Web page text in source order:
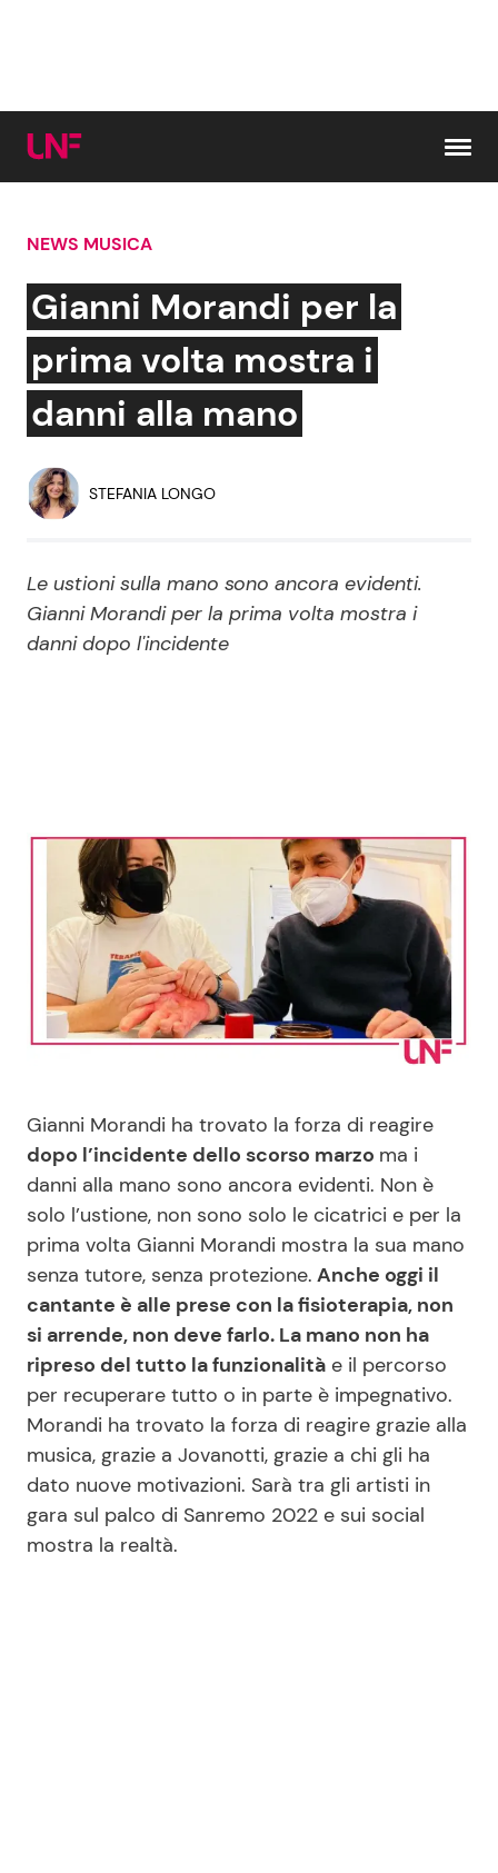
Cerca:
News e Cronaca
Attualità Italiana
Economia
Persone Scomparse
Politica
Gossip e TV
Bellezze VIP
Programmi TV
News Cinema
News Musica
News Spettacolo
News dal mondo
Benessere
Moda e Style
Mondo Mamma
News benessere
Salute
Viaggi e Turismo
Festività
Cucina e Ricette
Dolci
Le Ricette in TV
Primi Piatti
Ricette Facili e Veloci
Ricette Feste
Ricette per Bambini
NEWS MUSICA
Gianni Morandi per la
prima volta mostra i
danni alla mano
STEFANIA LONGO
Le ustioni sulla mano sono ancora evidenti.
Gianni Morandi per la prima volta mostra i
danni dopo l'incidente
Gianni Morandi ha trovato la forza di reagire
dopo l’incidente dello scorso marzo ma i
danni alla mano sono ancora evidenti. Non è
solo l’ustione, non sono solo le cicatrici e per la
prima volta Gianni Morandi mostra la sua mano
senza tutore, senza protezione. Anche oggi il
cantante è alle prese con la fisioterapia, non
si arrende, non deve farlo. La mano non ha
ripreso del tutto la funzionalità e il percorso
per recuperare tutto o in parte è impegnativo.
Morandi ha trovato la forza di reagire grazie alla
musica, grazie a Jovanotti, grazie a chi gli ha
dato nuove motivazioni. Sarà tra gli artisti in
gara sul palco di Sanremo 2022 e sui social
mostra la realtà.